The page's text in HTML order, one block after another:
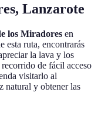
Lanzarote
los Miradores en
esta ruta, encontrarás
la lava y los
de fácil acceso
visitarlo al
natural y obtener las